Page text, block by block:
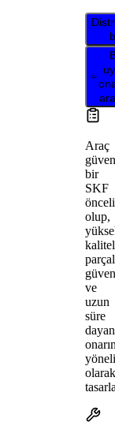
Araç
bir
SKF
olup,
ve
uzun
süre
olarak